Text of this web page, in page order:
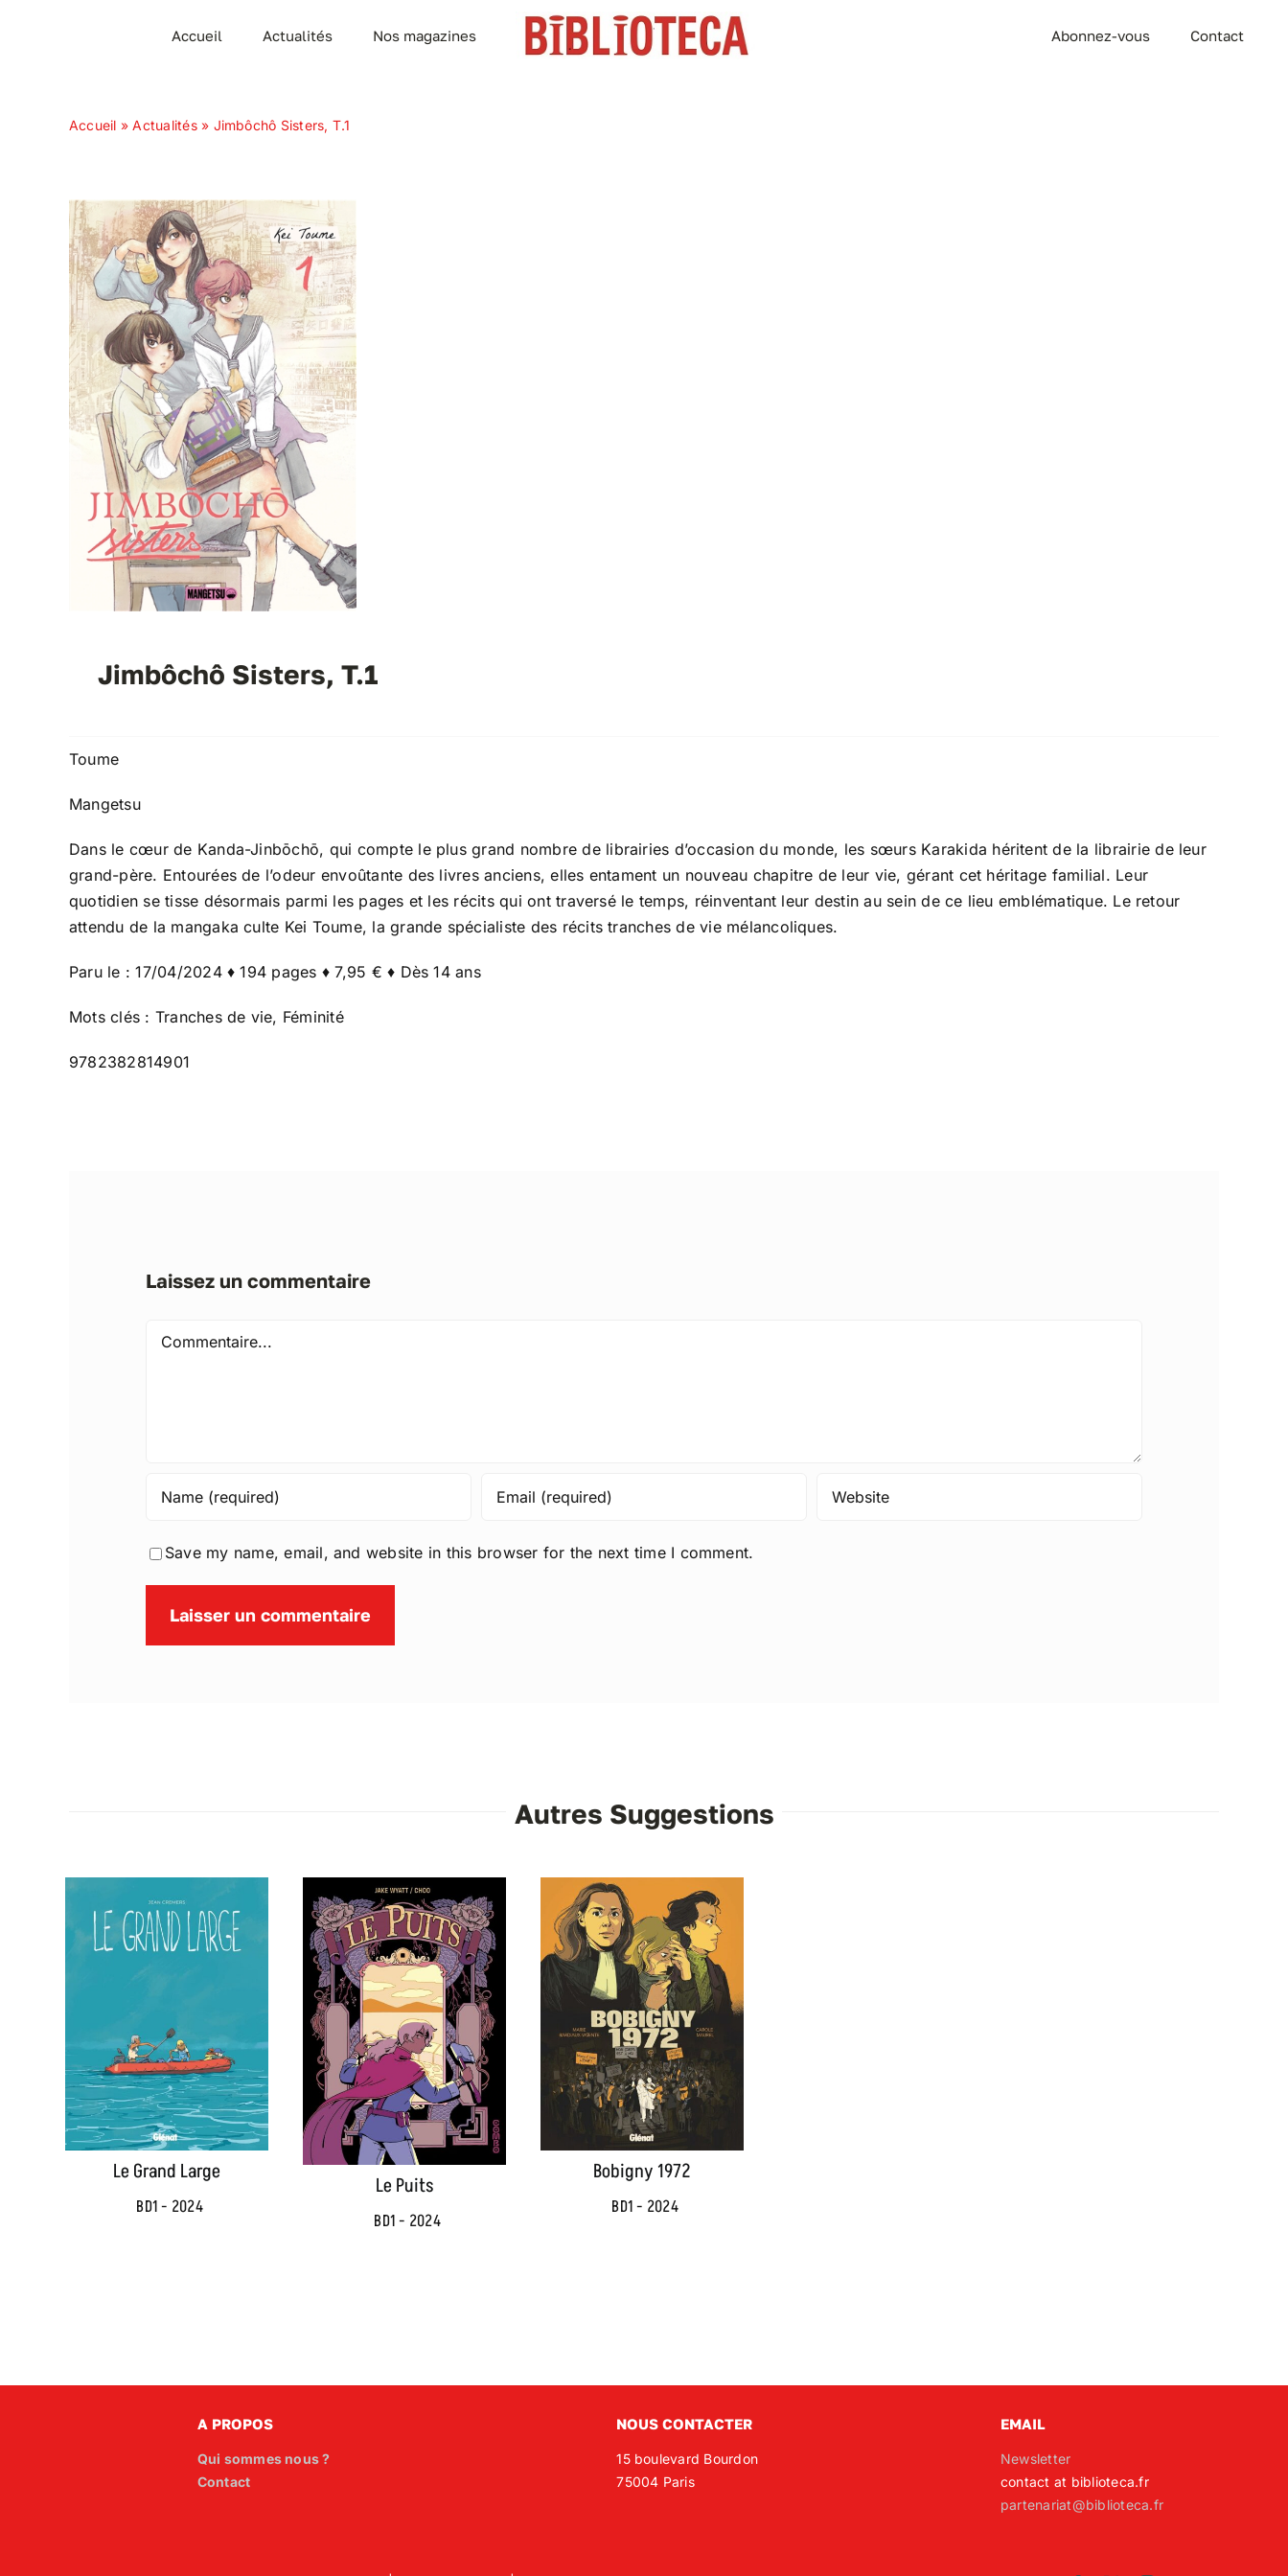
Accueil Actualités Nos magazines Abonnez-vous Contact
Accueil »Actualités» Jimbôchô Sisters, T.1
Jimbôchô Sisters, T.1
Toume
Mangetsu
Dans le cœur de Kanda-Jinbōchō, qui compte le plus grand nombre de librairies d’occasion du monde, les sœurs Karakida héritent de la librairie de leur
grand-père. Entourées de l’odeur envoûtante des livres anciens, elles entament un nouveau chapitre de leur vie, gérant cet héritage familial. Leur
quotidien se tisse désormais parmi les pages et les récits qui ont traversé le temps, réinventant leur destin au sein de ce lieu emblématique. Le retour
attendu de la mangaka culte Kei Toume, la grande spécialiste des récits tranches de vie mélancoliques.
Paru le : 17/04/2024 ♦ 194 pages ♦ 7,95 € ♦ Dès 14 ans
Mots clés : Tranches de vie, Féminité
9782382814901
Laissez un commentaire
Comment
Save my name, email, and website in this browser for the next time I comment.
Autres Suggestions
Le Grand Large
BD1 - 2024
Le Puits
BD1 - 2024
Bobigny 1972
BD1 - 2024
A PROPOS
Qui sommes nous ?
Contact
NOUS CONTACTER
15 boulevard Bourdon
75004 Paris
EMAIL
Newsletter
contact at biblioteca.fr
partenariat@biblioteca.fr